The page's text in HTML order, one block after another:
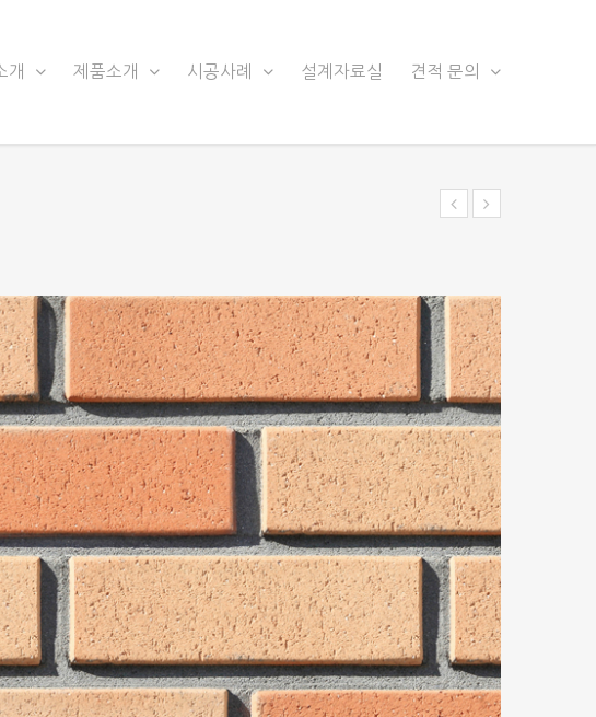
개 제품소개 시공사례 설계자료실 견적 문의